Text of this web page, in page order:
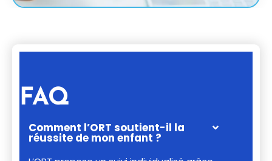
FAQ
Comment l’ORT soutient-il la
réussite de mon enfant ?